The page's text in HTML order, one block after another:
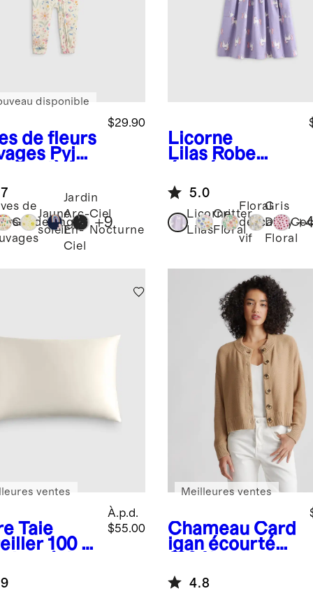
de fleurs
Pyja
$29.90
disponible
de
Gardening
Jaune
soleil
Jardin
Arc-
En-
Ciel
Ciel
Nocturne
+9
Licorne
Lilas Robe
coton
biologique à
poches
5.0
Licorne
Lilas
Critter
Floral
Floral
délicat
vif
Gris
Ditsy
Floral
+
Taie
100 %
À.p.d.
$55.00
ventes
Chameau Card
igan écourté
biologique
Meilleures ventes
4.8